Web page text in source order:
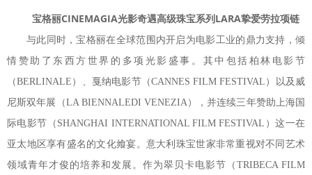
宝格丽CINEMAGIA光影奇遇高级珠宝系列LARA挚爱劳拉项链
与此同时，宝格丽在全球范围内开启为电影工业的鼎力支持，倾
情赞助了东西方世界的多项光影盛事。其中包括柏林电影节
（BERLINALE）、戛纳电影节（CANNES FILM FESTIVAL）以及威
尼斯双年展（LA BIENNALEDI VENEZIA），并连续三年赞助上海国
际电影节（SHANGHAI INTERNATIONAL FILM FESTIVAL）这一在
亚太地区享有盛名的文化飨宴。意大利珠宝世家非常重视对不同艺术
领域青年才俊的培养和发展。作为翠贝卡电影节（TRIBECA FILM